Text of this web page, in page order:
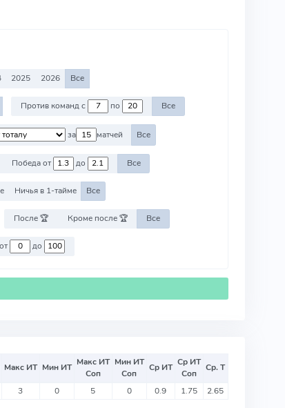
2025 2026 Все
Против команд с по Все
за матчей Все
Победа от до Все
Ничья в 1-тайме Все
После 🏆 Кроме после 🏆 Все
Против команд со стоимостью от до
Макс ИТ Мин ИТ Макс ИТ
Соп
Мин ИТ
Соп
Ср ИТ Ср ИТ
Соп
Ср. Т
3 0 5 0 0.9 1.75 2.65